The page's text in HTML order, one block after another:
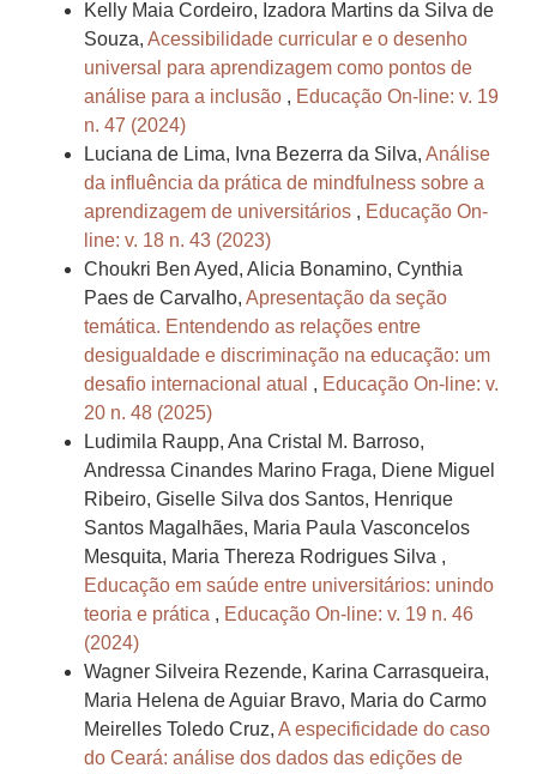
Kelly Maia Cordeiro, Izadora Martins da Silva de
Souza, Acessibilidade curricular e o desenho
universal para aprendizagem como pontos de
análise para a inclusão , Educação On-line: v. 19
n. 47 (2024)
Luciana de Lima, Ivna Bezerra da Silva, Análise
da influência da prática de mindfulness sobre a
aprendizagem de universitários , Educação On-
line: v. 18 n. 43 (2023)
Choukri Ben Ayed, Alicia Bonamino, Cynthia
Paes de Carvalho, Apresentação da seção
temática. Entendendo as relações entre
desigualdade e discriminação na educação: um
desafio internacional atual , Educação On-line: v.
20 n. 48 (2025)
Ludimila Raupp, Ana Cristal M. Barroso,
Andressa Cinandes Marino Fraga, Diene Miguel
Ribeiro, Giselle Silva dos Santos, Henrique
Santos Magalhães, Maria Paula Vasconcelos
Mesquita, Maria Thereza Rodrigues Silva ,
Educação em saúde entre universitários: unindo
teoria e prática , Educação On-line: v. 19 n. 46
(2024)
Wagner Silveira Rezende, Karina Carrasqueira,
Maria Helena de Aguiar Bravo, Maria do Carmo
Meirelles Toledo Cruz, A especificidade do caso
do Ceará: análise dos dados das edições de